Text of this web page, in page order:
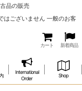
品の販売
はございません 一般のお客
カート 新着商品
International
Order
Shop